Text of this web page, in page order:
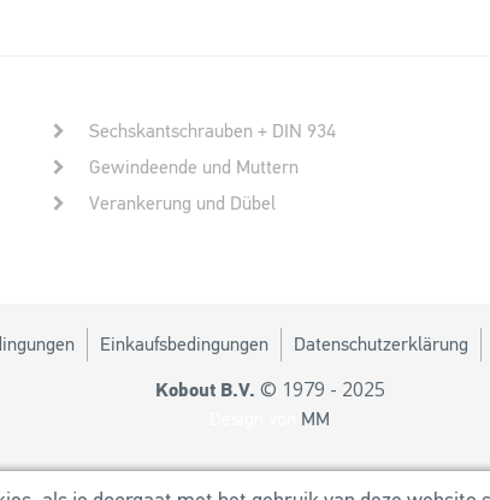
Sechskantschrauben + DIN 934
Gewindeende und Muttern
Verankerung und Dübel
Einkaufsbedingungen Datenschutzerklärung
Kobout B.V. © 1979 - 2025
MM